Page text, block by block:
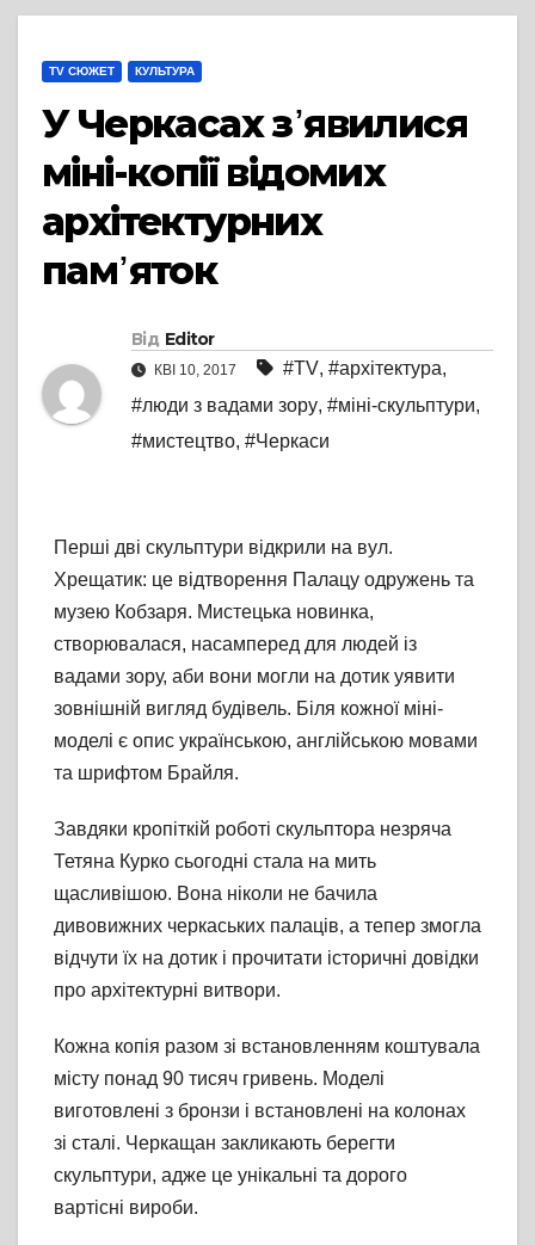
TV СЮЖЕТ КУЛЬТУРА
У Черкасах з᾽явилися
міні-копії відомих
архітектурних
пам᾽яток
Від Editor
КВІ 10, 2017 #TV, #архітектура,
#люди з вадами зору, #міні-скульптури,
#мистецтво, #Черкаси
Перші дві скульптури відкрили на вул.
Хрещатик: це відтворення Палацу одружень та
музею Кобзаря. Мистецька новинка,
створювалася, насамперед для людей із
вадами зору, аби вони могли на дотик уявити
зовнішній вигляд будівель. Біля кожної міні-
моделі є опис українською, англійською мовами
та шрифтом Брайля.
Завдяки кропіткій роботі скульптора незряча
Тетяна Курко сьогодні стала на мить
щасливішою. Вона ніколи не бачила
дивовижних черкаських палаців, а тепер змогла
відчути їх на дотик і прочитати історичні довідки
про архітектурні витвори.
Кожна копія разом зі встановленням коштувала
місту понад 90 тисяч гривень. Моделі
виготовлені з бронзи і встановлені на колонах
зі сталі. Черкащан закликають берегти
скульптури, адже це унікальні та дорого
вартісні вироби.